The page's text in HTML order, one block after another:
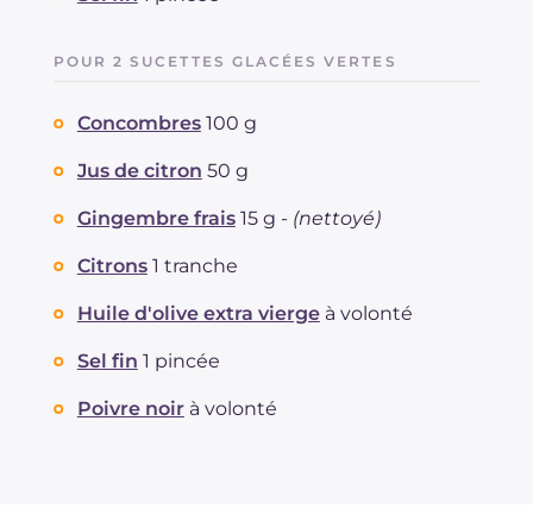
POUR 2 SUCETTES GLACÉES VERTES
Concombres 100 g
Jus de citron 50 g
Gingembre frais 15 g - (nettoyé)
Citrons 1 tranche
Huile d'olive extra vierge à volonté
Sel fin 1 pincée
Poivre noir à volonté